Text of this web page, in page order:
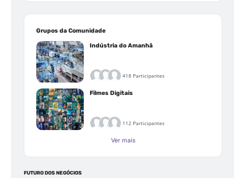
Grupos da Comunidade
Indústria do Amanhã
418 Participantes
Filmes Digitais
112 Participantes
Ver mais
FUTURO DOS NEGÓCIOS